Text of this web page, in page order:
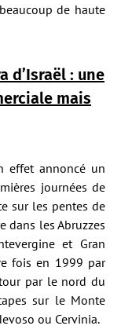
de haute
d’Israël : une
mais
effet annoncé un
journées de
sur les pentes de
dans les Abruzzes
et Gran
fois en 1999 par
par le nord du
sur le Monte
ou Cervinia.